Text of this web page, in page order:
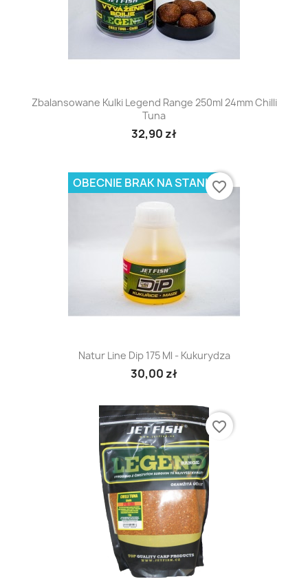
Zbalansowane Kulki Legend Range 250ml 24mm Chilli
Tuna
32,90 zł
Natur Line Dip 175 Ml - Kukurydza
30,00 zł
OBECNIE BRAK NA STANIEfavorite_border
favorite_border